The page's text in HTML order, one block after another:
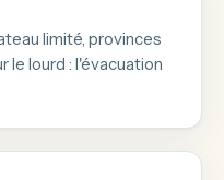
limité, provinces
le lourd : l'évacuation